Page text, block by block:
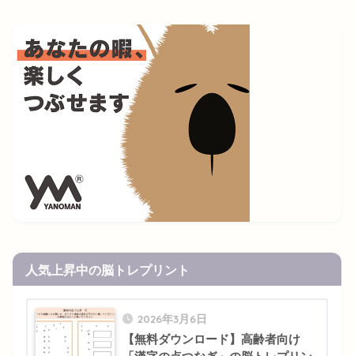
人気上昇中の脳トレプリント
2026年3月6日
【無料ダウンロード】高齢者向け